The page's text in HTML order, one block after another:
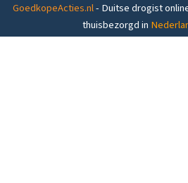
GoedkopeActies.nl- Duitse drogist
thuisbezorgd in